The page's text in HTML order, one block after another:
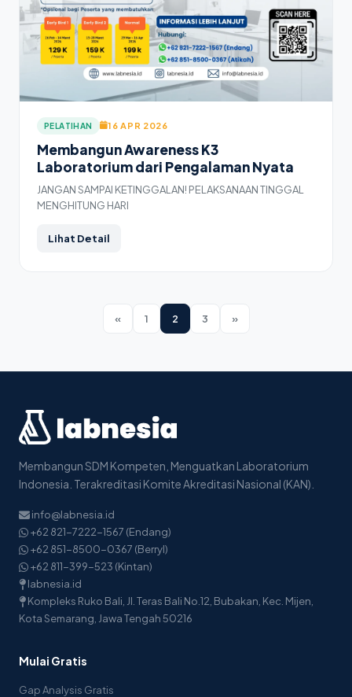
PELATIHAN 16 APR 2026
Membangun Awareness K3
Laboratorium dari Pengalaman Nyata
JANGAN SAMPAI KETINGGALAN! PELAKSANAAN TINGGAL
MENGHITUNG HARI
Lihat Detail
« 1 2 3 »
Membangun SDM Kompeten, Menguatkan Laboratorium
Indonesia. Terakreditasi Komite Akreditasi Nasional (KAN).
info@labnesia.id
+62 821-7222-1567 (Endang)
+62 851-8500-0367 (Berryl)
+62 811-399-523 (Kintan)
labnesia.id
Kompleks Ruko Bali, Jl. Teras Bali No.12, Bubakan, Kec. Mijen,
Kota Semarang, Jawa Tengah 50216
Mulai Gratis
Gap Analysis Gratis